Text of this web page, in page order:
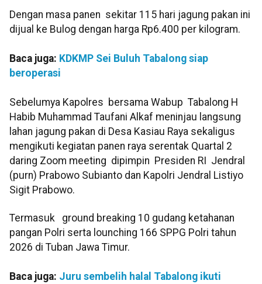
Dengan masa panen sekitar 115 hari jagung pakan ini
dijual ke Bulog dengan harga Rp6.400 per kilogram.
Baca juga: KDKMP Sei Buluh Tabalong siap
beroperasi
Sebelumya Kapolres bersama Wabup Tabalong H
Habib Muhammad Taufani Alkaf meninjau langsung
lahan jagung pakan di Desa Kasiau Raya sekaligus
mengikuti kegiatan panen raya serentak Quartal 2
daring Zoom meeting dipimpin Presiden RI Jendral
(purn) Prabowo Subianto dan Kapolri Jendral Listiyo
Sigit Prabowo.
Termasuk ground breaking 10 gudang ketahanan
pangan Polri serta lounching 166 SPPG Polri tahun
2026 di Tuban Jawa Timur.
Baca juga: Juru sembelih halal Tabalong ikuti